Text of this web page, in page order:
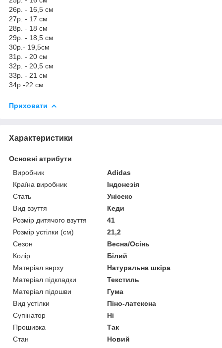
26р. - 16,5 см
27р. - 17 см
28р. - 18 см
29р. - 18,5 см
30р.- 19,5см
31р. - 20 см
32р. - 20,5 см
33р. - 21 см
34р -22 см
Приховати
Характеристики
Основні атрибути
Виробник
Adidas
Країна виробник
Індонезія
Стать
Унісекс
Вид взуття
Кеди
Розмір дитячого взуття
41
Розмір устілки (см)
21,2
Сезон
Весна/Осінь
Колір
Білий
Матеріал верху
Натуральна шкіра
Матеріал підкладки
Текстиль
Матеріал підошви
Гума
Вид устілки
Піно-латексна
Супінатор
Ні
Прошивка
Так
Стан
Новий